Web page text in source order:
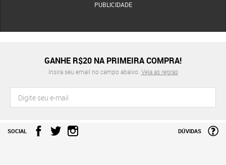
PUBLICIDADE
GANHE R$20 NA PRIMEIRA COMPRA!
Insira seu email no campo abaixo. Veja as regras
SOCIAL DÚVIDAS